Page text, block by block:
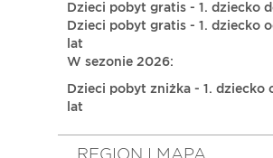
Dzieci pobyt gratis - 1. dziecko
Dzieci pobyt gratis - 1. dziecko
lat
W sezonie 2026:
Dzieci pobyt zniżka - 1. dziecko
lat